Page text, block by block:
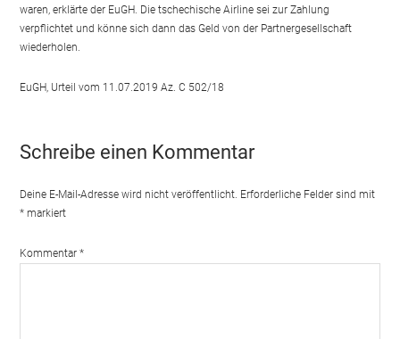
waren, erklärte der EuGH. Die tschechische Airline sei zur Zahlung
verpflichtet und könne sich dann das Geld von der Partnergesellschaft
wiederholen.
EuGH, Urteil vom 11.07.2019 Az. C 502/18
Schreibe einen Kommentar
Deine E-Mail-Adresse wird nicht veröffentlicht. Erforderliche Felder sind mit
*markiert
Kommentar *